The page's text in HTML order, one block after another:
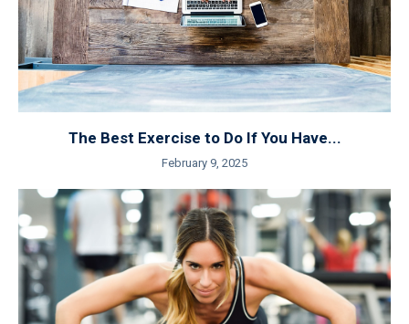
The Best Exercise to Do If You Have...
February 9, 2025